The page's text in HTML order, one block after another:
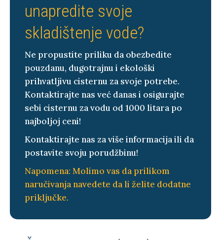
unapredite svoje
skladištenje vode?
Ne propustite priliku da obezbedite
pouzdanu, dugotrajnu i ekološki
prihvatljivu cisternu za svoje potrebe.
Kontaktirajte nas već danas i osigurajte
sebi cisternu za vodu od 1000 litara po
najboljoj ceni!
Kontaktirajte nas za više informacija ili da
postavite svoju porudžbinu!
Napomena: Molimo vas da prilikom
naručivanja navedete da li želite dodatne
priključke.